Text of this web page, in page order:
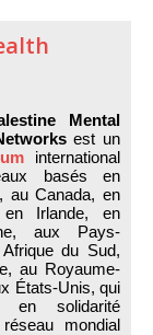
Mental
est un
international
basés en
au Canada, en
en Irlande, en
aux Pays-
du Sud,
au Royaume-
États-Unis, qui
en solidarité
mondial